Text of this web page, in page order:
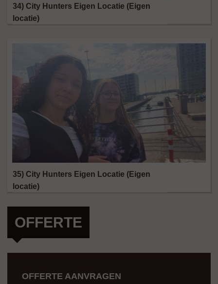
34) City Hunters Eigen Locatie (Eigen
locatie)
35) City Hunters Eigen Locatie (Eigen
locatie)
OFFERTE
OFFERTE AANVRAGEN